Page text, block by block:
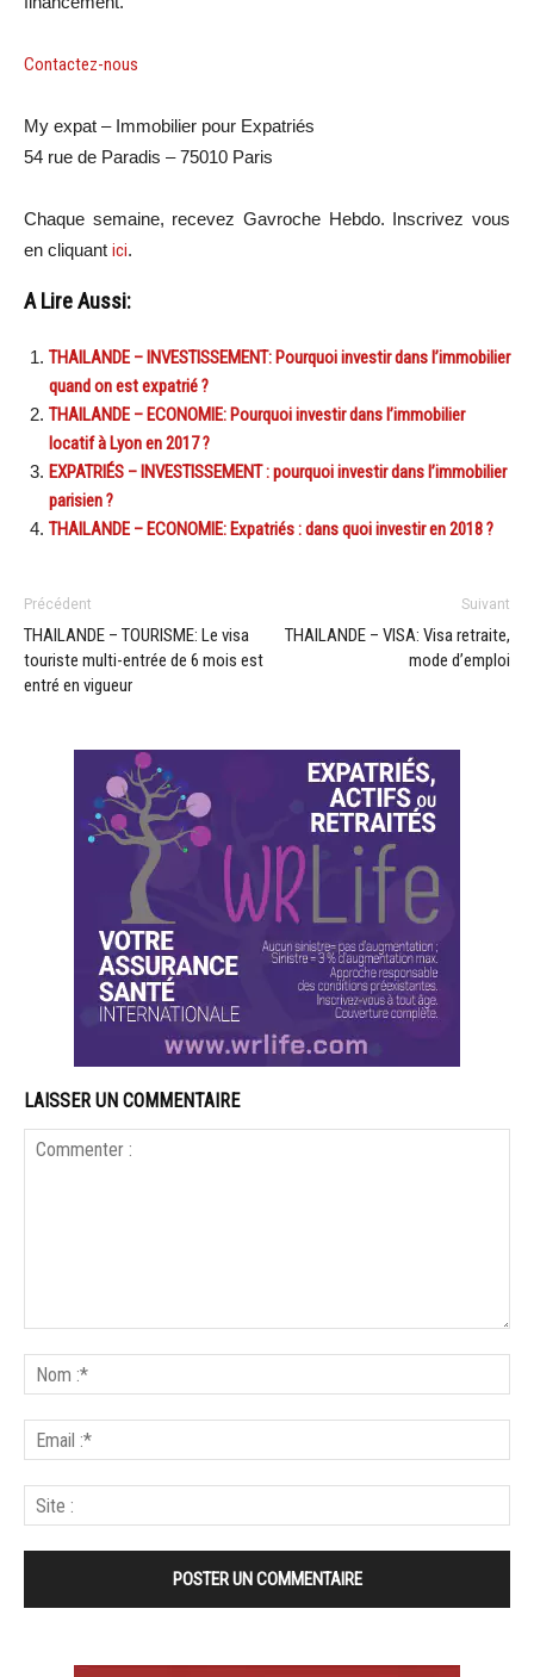
Contactez-nous
My expat – Immobilier pour Expatriés
54 rue de Paradis – 75010 Paris
Chaque semaine, recevez Gavroche Hebdo. Inscrivez vous
en cliquant ici.
A Lire Aussi:
THAILANDE – INVESTISSEMENT: Pourquoi investir dans l’immobilier
quand on est expatrié ?
THAILANDE – ECONOMIE: Pourquoi investir dans l’immobilier
locatif à Lyon en 2017 ?
EXPATRIÉS – INVESTISSEMENT : pourquoi investir dans l’immobilier
parisien ?
THAILANDE – ECONOMIE: Expatriés : dans quoi investir en 2018 ?
Précédent
THAILANDE – TOURISME: Le visa
touriste multi-entrée de 6 mois est
entré en vigueur
Suivant
THAILANDE – VISA: Visa retraite,
mode d’emploi
LAISSER UN COMMENTAIRE